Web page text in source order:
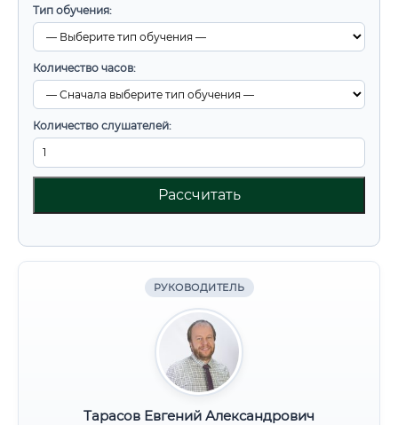
Тип обучения:
Количество часов:
Количество слушателей:
Рассчитать
РУКОВОДИТЕЛЬ
Тарасов Евгений Александрович